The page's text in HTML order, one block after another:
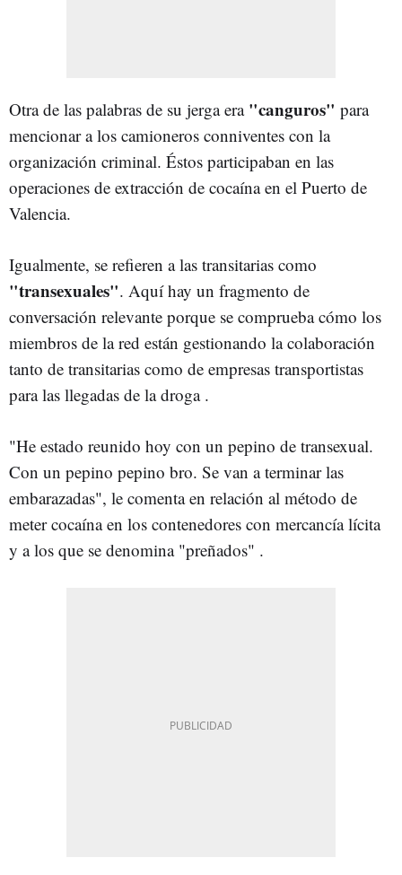
Otra de las palabras de su jerga era "canguros" para
mencionar a los camioneros conniventes con la
organización criminal. Éstos participaban en las
operaciones de extracción de cocaína en el Puerto de
Valencia.
Igualmente, se refieren a las transitarias como
"transexuales". Aquí hay un fragmento de
conversación relevante porque se comprueba cómo los
miembros de la red están gestionando la colaboración
tanto de transitarias como de empresas transportistas
para las llegadas de la droga .
"He estado reunido hoy con un pepino de transexual.
Con un pepino pepino bro. Se van a terminar las
embarazadas", le comenta en relación al método de
meter cocaína en los contenedores con mercancía lícita
y a los que se denomina "preñados" .